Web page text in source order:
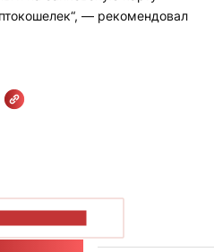
— рекомендовал